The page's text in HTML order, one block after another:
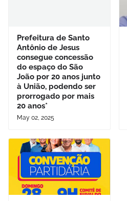
Prefeitura de Santo
Antônio de Jesus
consegue concessão
do espaço do São
João por 20 anos junto
à União, podendo ser
prorrogado por mais
20 anos*
May 02, 2025